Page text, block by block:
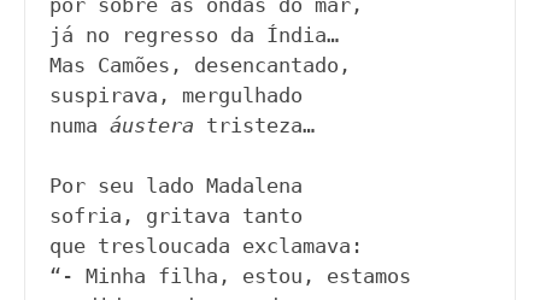
já no regresso da Índia…
Mas Camões, desencantado,
suspirava, mergulhado
numa áustera tristeza…
Por seu lado Madalena
sofria, gritava tanto
que tresloucada exclamava:
“- Minha filha, estou, estamos